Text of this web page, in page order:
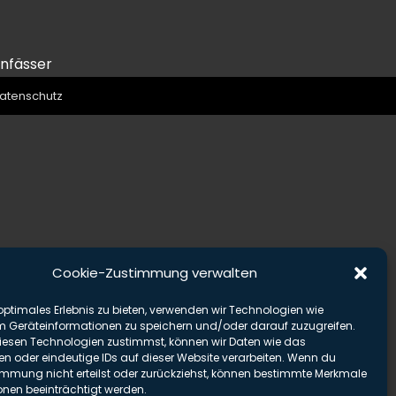
Cookie-Zustimmung verwalten
Erlebnis zu bieten, verwenden wir Technologien wie
Geräteinformationen zu speichern und/oder darauf zuzugreifen.
Technologien zustimmst, können wir Daten wie das
oder eindeutige IDs auf dieser Website verarbeiten. Wenn du
nicht erteilst oder zurückziehst, können bestimmte Merkmale
beeinträchtigt werden.